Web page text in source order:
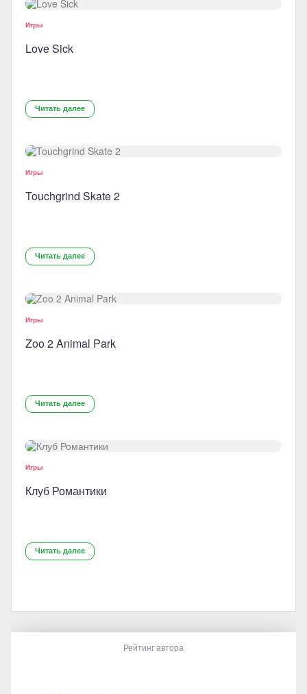
Игры
Love Sick
Читать далее
Игры
Touchgrind Skate 2
Читать далее
Игры
Zoo 2 Animal Park
Читать далее
Игры
Клуб Романтики
Читать далее
Рейтинг автора